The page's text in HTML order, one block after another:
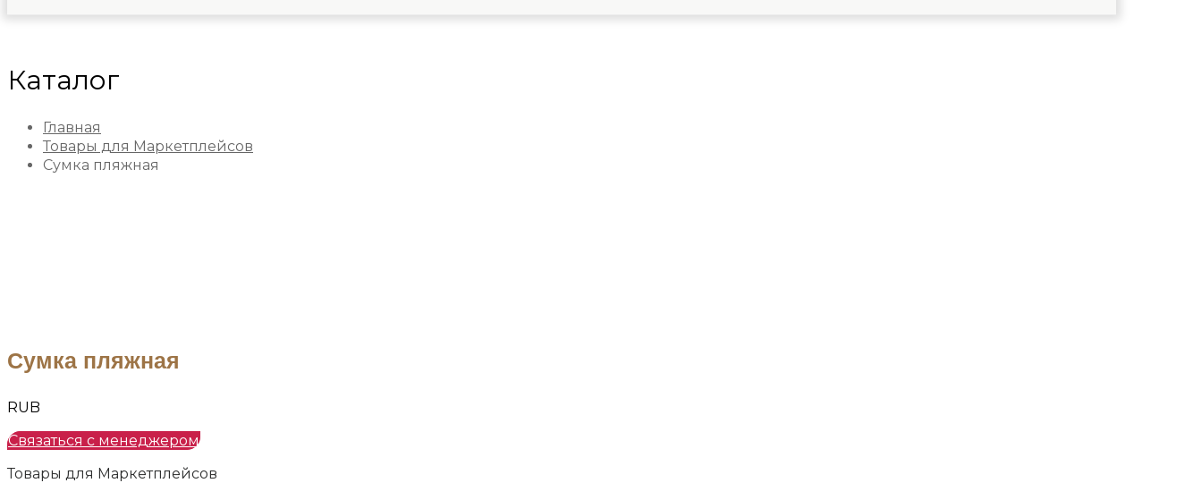
Каталог
Главная
Товары для Маркетплейсов
Сумка пляжная
Сумка пляжная
RUB
Связаться с менеджером
Товары для Маркетплейсов